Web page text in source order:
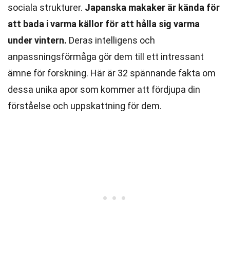
sociala strukturer. Japanska makaker är kända för
att bada i varma källor för att hålla sig varma
under vintern. Deras intelligens och
anpassningsförmåga gör dem till ett intressant
ämne för forskning. Här är 32 spännande fakta om
dessa unika apor som kommer att fördjupa din
förståelse och uppskattning för dem.